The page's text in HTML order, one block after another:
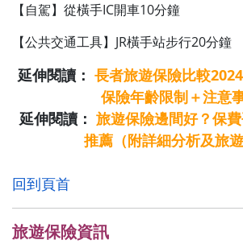
【自駕】從橫手IC開車10分鐘
【公共交通工具】JR橫手站步行20分鐘
延伸閱讀： 長者旅遊保險比較
保險年齡限制＋注意
延伸閱讀： 旅遊保險邊間好？保
推薦（附詳細分析及旅
回到頁首
旅遊保險資訊